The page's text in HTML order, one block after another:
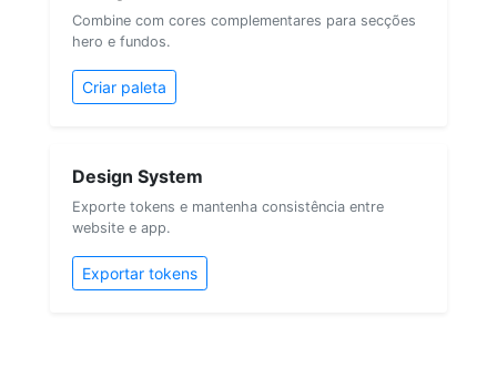
Combine com cores complementares para secções
hero e fundos.
Criar paleta
Design System
Exporte tokens e mantenha consistência entre
website e app.
Exportar tokens